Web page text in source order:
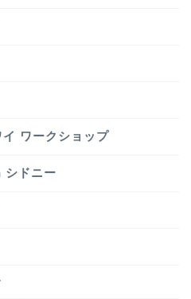
ワークショップ
シドニー